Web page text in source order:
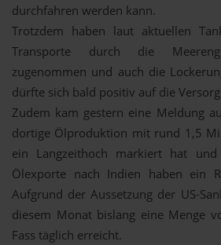
durchfahren werden kann.
Trotzdem haben laut aktuellen
Transporte durch die
zugenommen und auch die
dürfte sich bald positiv auf die
Zudem kam gestern eine Meldung
dortige Ölproduktion mit rund 1,5
ein Langzeithoch markiert hat
Ölexporte nach Indien haben ein
Aufgrund der Aussetzung der US-
diesem Monat bislang eine Menge
Fass täglich erreicht.